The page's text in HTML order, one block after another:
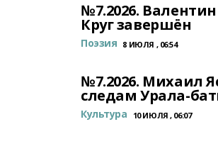
№7.2026.
Круг завершён
Поэзия 8 ИЮЛЯ , 06:54
№7.2026. Михаил
следам Урала-
Культура 10 ИЮЛЯ , 06:07